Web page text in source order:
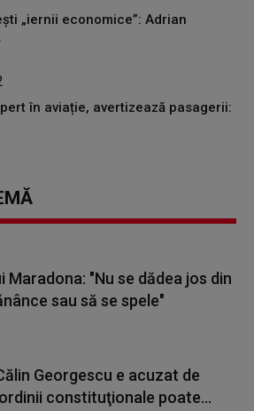
„iernii economice”: Adrian
în aviație, avertizează pasagerii:
Maradona: "Nu se dădea jos din
sau să se spele"
Georgescu e acuzat de
constituţionale poate...